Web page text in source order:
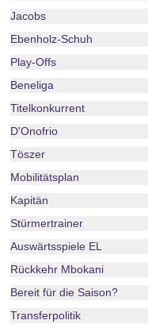
Jacobs
Ebenholz-Schuh
Play-Offs
Beneliga
Titelkonkurrent
D'Onofrio
Töszer
Mobilitätsplan
Kapitän
Stürmertrainer
Auswärtsspiele EL
Rückkehr Mbokani
Bereit für die Saison?
Transferpolitik